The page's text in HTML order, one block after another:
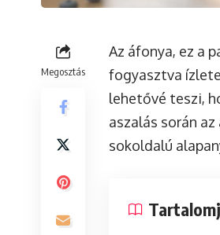
Megosztás
Az áfonya, ez a
fogyasztva
lehetővé teszi,
aszalás során
sokoldalú